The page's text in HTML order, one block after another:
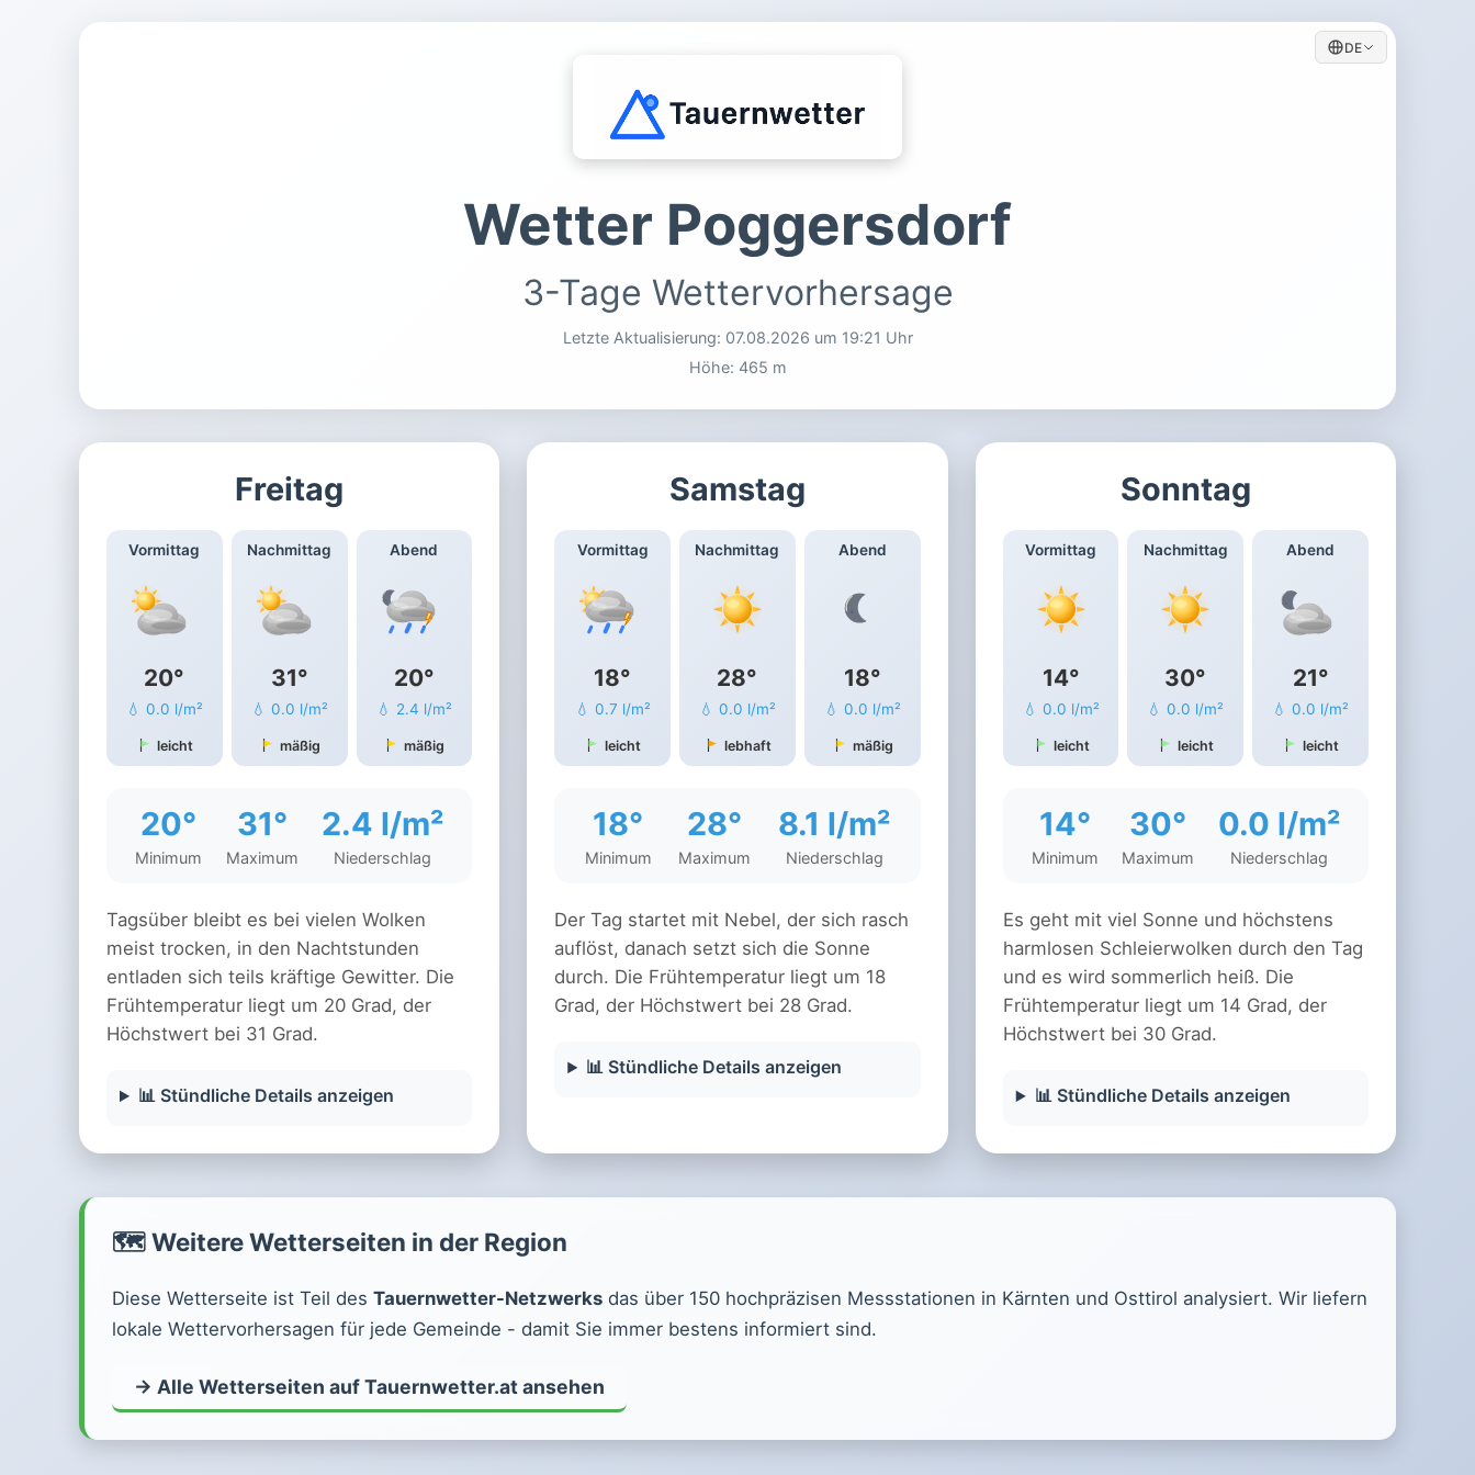
DE
Wetter Poggersdorf
3-Tage Wettervorhersage
Letzte Aktualisierung: 07.08.2026 um 19:21 Uhr
Höhe: 465 m
Freitag
Vormittag
20°
💧 0.0 l/m²
leicht
Nachmittag
31°
💧 0.0 l/m²
mäßig
Abend
20°
💧 2.4 l/m²
mäßig
20°
Minimum
31°
Maximum
2.4 l/m²
Niederschlag
Tagsüber bleibt es bei vielen Wolken
meist trocken, in den Nachtstunden
entladen sich teils kräftige Gewitter. Die
Frühtemperatur liegt um 20 Grad, der
Höchstwert bei 31 Grad.
📊 Stündliche Details anzeigen
Samstag
Vormittag
18°
💧 0.7 l/m²
leicht
Nachmittag
28°
💧 0.0 l/m²
lebhaft
Abend
18°
💧 0.0 l/m²
mäßig
18°
Minimum
28°
Maximum
8.1 l/m²
Niederschlag
Der Tag startet mit Nebel, der sich rasch
auflöst, danach setzt sich die Sonne
durch. Die Frühtemperatur liegt um 18
Grad, der Höchstwert bei 28 Grad.
📊 Stündliche Details anzeigen
Sonntag
Vormittag
14°
💧 0.0 l/m²
leicht
Nachmittag
30°
💧 0.0 l/m²
leicht
Abend
21°
💧 0.0 l/m²
leicht
14°
Minimum
30°
Maximum
0.0 l/m²
Niederschlag
Es geht mit viel Sonne und höchstens
harmlosen Schleierwolken durch den Tag
und es wird sommerlich heiß. Die
Frühtemperatur liegt um 14 Grad, der
Höchstwert bei 30 Grad.
📊 Stündliche Details anzeigen
🗺️ Weitere Wetterseiten in der Region
Diese Wetterseite ist Teil des Tauernwetter-Netzwerks das über 150 hochpräzisen Messstationen in Kärnten und Osttirol analysiert. Wir liefern
lokale Wettervorhersagen für jede Gemeinde - damit Sie immer bestens informiert sind.
→ Alle Wetterseiten auf Tauernwetter.at ansehen